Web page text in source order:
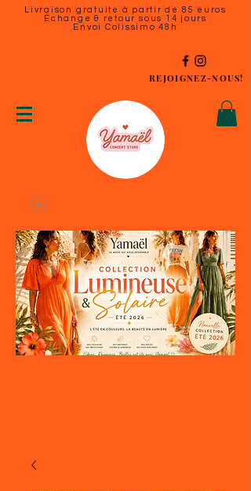
Livraison gratuite à partir de 85 euros
Échange & retour sous 14 jours
Envoi Colissimo 48h
REJOIGNEZ-NOUS!